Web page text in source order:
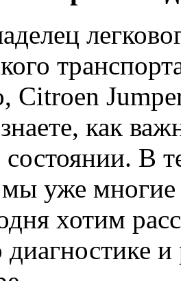
Citroen
как
состоянии. В
уже многие
хотим
диагностике